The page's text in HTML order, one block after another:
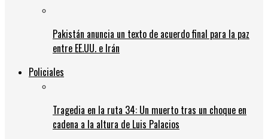
Pakistán anuncia un texto de acuerdo final para la paz
entre EE.UU. e Irán
Policiales
Tragedia en la ruta 34: Un muerto tras un choque en
cadena a la altura de Luis Palacios